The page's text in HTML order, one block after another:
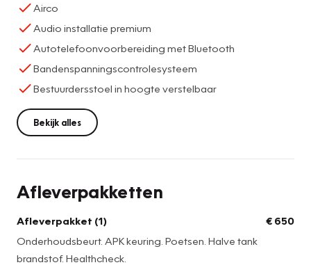
Airco
Audio installatie premium
Autotelefoonvoorbereiding met Bluetooth
Bandenspanningscontrolesysteem
Bestuurdersstoel in hoogte verstelbaar
Bekijk alles
Afleverpakketten
Afleverpakket (1)
Onderhoudsbeurt. APK keuring. Poetsen. Halve tank
brandstof. Healthcheck.
€ 650